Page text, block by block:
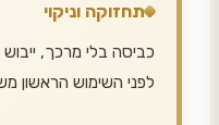
תחזוקה וניקוי
כביסה בלי מרכך,
לפני השימוש הראשון